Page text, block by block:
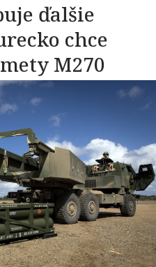
ďalšie
chce
M270